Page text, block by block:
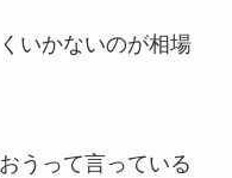
いかないのが相場
うって言っている